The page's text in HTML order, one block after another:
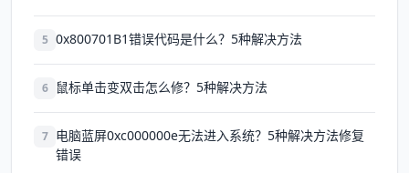
5 0x800701B1错误代码是什么？5种解决方法
6 鼠标单击变双击怎么修？5种解决方法
7 电脑蓝屏0xc000000e无法进入系统？5种解决方法修复
错误